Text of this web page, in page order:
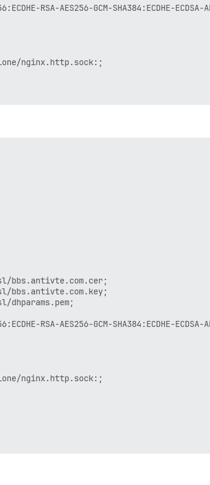
RSA-AES256-GCM-SHA384:ECDHE-
nginx.http.sock:;
bbs.antivte.com.cer;
bbs.antivte.com.key;
dhparams.pem;
RSA-AES256-GCM-SHA384:ECDHE-
nginx.http.sock:;